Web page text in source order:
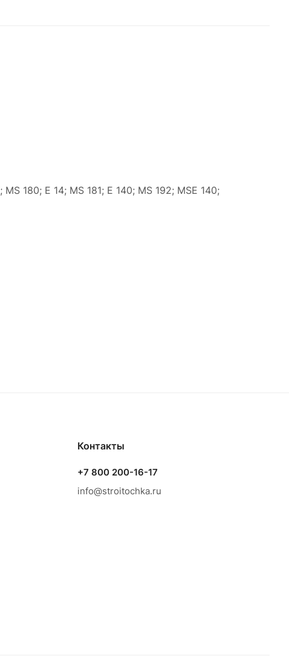
180; E 14; MS 181; E 140; MS 192; MSE 140;
Контакты
+7 800 200-16-17
info@stroitochka.ru